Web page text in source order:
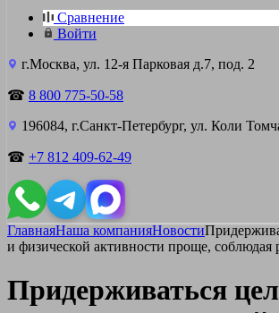
Сравнение
Войти
г.Москва, ул. 12-я Парковая д.7, под. 2
☎ 8 800 775-50-58
196084, г.Санкт-Петербург, ул. Коли
☎ +7 812 409-62-49
ГлавнаяНаша компанияНовости
и физической активности проще, соблюдая
Придерживаться